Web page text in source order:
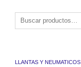
Buscar por:
LLANTAS Y NEUMATICOS